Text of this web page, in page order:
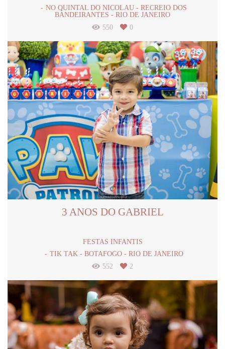
NO QUINTAL DO NICOLAU - RECREIO DOS
BANDEIRANTES - RIO DE JANEIRO
550
0
3 ANOS DO GABRIEL
FESTAS INFANTIS
TIK TAK - BOTAFOGO - RIO DE JANEIRO
552
2